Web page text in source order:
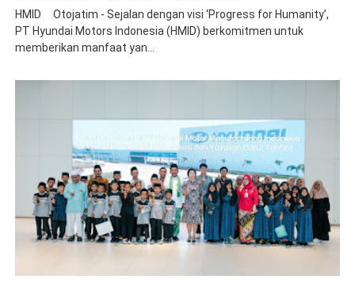
HMID Otojatim - Sejalan dengan visi ‘Progress for Humanity’,
PT Hyundai Motors Indonesia (HMID) berkomitmen untuk
memberikan manfaat yan...